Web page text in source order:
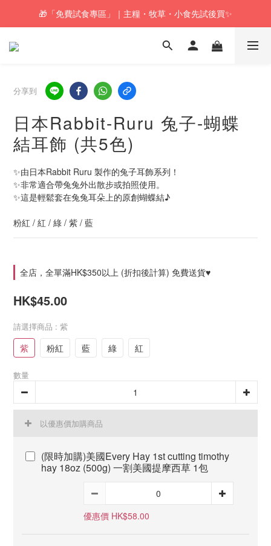
🚚訂單折實$350以上即可享本地包郵📦
🎁「免費試食專區」｜主糧・牧草・小食先試後買✨
🚚訂單折實$350以上即可享本地包郵📦
分享到
日本Rabbit-Ruru 兔子-蝴蝶
結耳飾 (共5色)
✨由日本Rabbit Ruru 製作的兔子耳飾系列！
✨非常適合帶兔兔外出散步或拍照使用。
✨這是輕鬆套在兔兔耳朵上的原創蝴蝶結♪
粉紅 / 紅 / 綠 / 紫 / 藍
全店，全單滿HK$350以上 (折扣後計算) 免費送貨♥
HK$45.00
請選擇商品 : 紫
紫 粉紅 藍 綠 紅
數量
以優惠價加購商品
(限時加購)美國Every Hay 1st cutting timothy
hay 18oz (500g) 一割美國提摩西草 1包
優惠價 HK$58.00